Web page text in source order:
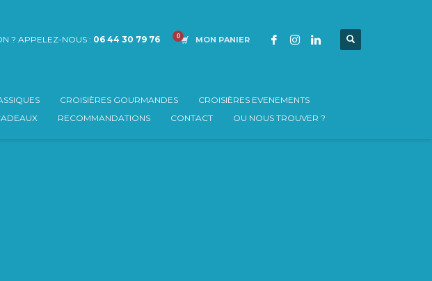
? APPELEZ-NOUS : 06 44 30 79 76 MON PANIER
CROISIÈRES GOURMANDES
CROISIÈRES EVENEMENTS
RECOMMANDATIONS CONTACT OU NOUS TROUVER ?